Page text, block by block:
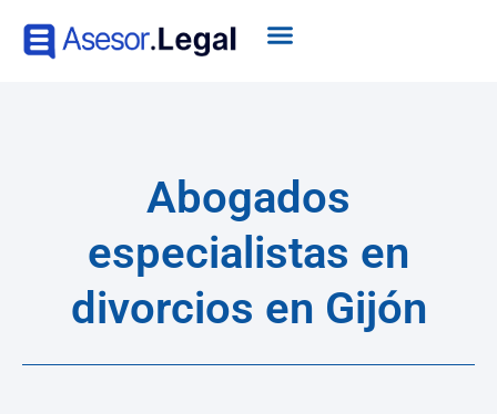
Abogados
especialistas en
divorcios en Gijón